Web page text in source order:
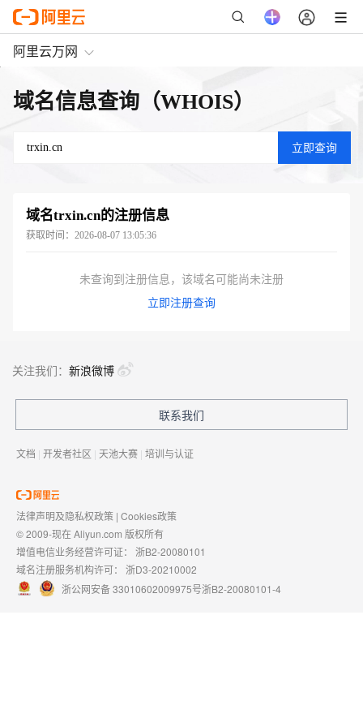
阿里云万网
域名信息查询（WHOIS）
域名trxin.cn的注册信息
获取时间： 2026-08-07 13:05:36
未查询到注册信息，该域名可能尚未注册
立即注册查询
关注我们： 新浪微博
联系我们
文档 | 开发者社区 | 天池大赛 | 培训与认证
法律声明及隐私权政策 | Cookies政策
© 2009-现在 Aliyun.com 版权所有
增值电信业务经营许可证： 浙B2-20080101
域名注册服务机构许可： 浙D3-20210002
浙公网安备 33010602009975号浙B2-20080101-4